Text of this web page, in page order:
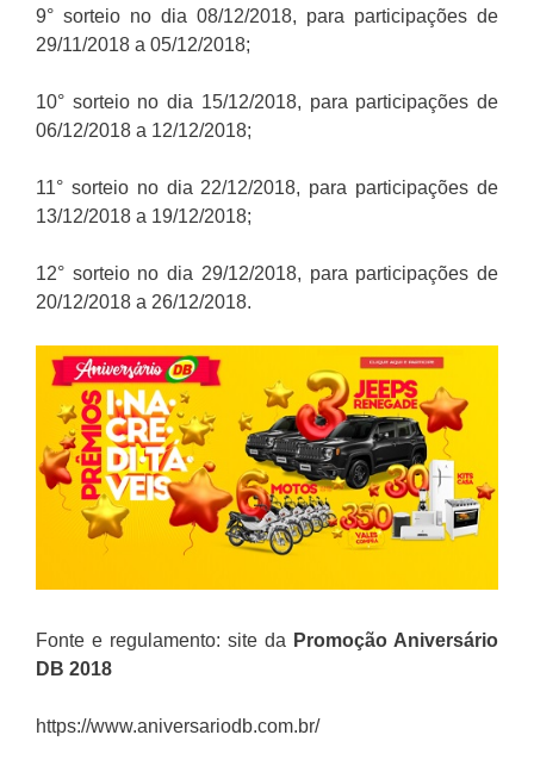
9° sorteio no dia 08/12/2018, para participações de
29/11/2018 a 05/12/2018;
10° sorteio no dia 15/12/2018, para participações de
06/12/2018 a 12/12/2018;
11° sorteio no dia 22/12/2018, para participações de
13/12/2018 a 19/12/2018;
12° sorteio no dia 29/12/2018, para participações de
20/12/2018 a 26/12/2018.
Fonte e regulamento: site da Promoção Aniversário
DB 2018
https://www.aniversariodb.com.br/